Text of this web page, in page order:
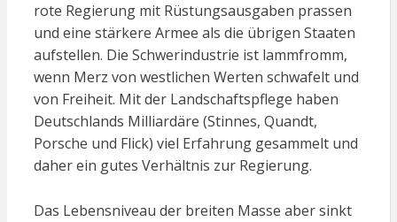
rote Regierung mit Rüstungsausgaben prassen
und eine stärkere Armee als die übrigen Staaten
aufstellen. Die Schwerindustrie ist lammfromm,
wenn Merz von westlichen Werten schwafelt und
von Freiheit. Mit der Landschaftspflege haben
Deutschlands Milliardäre (Stinnes, Quandt,
Porsche und Flick) viel Erfahrung gesammelt und
daher ein gutes Verhältnis zur Regierung.
Das Lebensniveau der breiten Masse aber sinkt